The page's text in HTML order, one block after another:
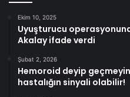
Ekim 10, 2025
Uyuşturucu
Akalay ifade verdi
Şubat 2, 2026
Hemoroid deyip
hastalığın sinyali olabilir!